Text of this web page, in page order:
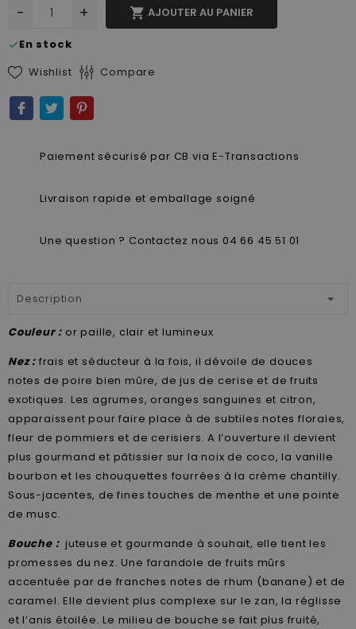
- +  AJOUTER AU PANIER
check En stock
Wishlist
Compare
Paiement sécurisé par CB via E-Transactions
Livraison rapide et emballage soigné
Une question ? Contactez nous 04 66 45 51 01
Description
Couleur : or paille, clair et lumineux
Nez : frais et séducteur à la fois, il dévoile de douces
notes de poire bien mûre, de jus de cerise et de fruits
exotiques. Les agrumes, oranges sanguines et citron,
apparaissent pour faire place à de subtiles notes florales,
fleur de pommiers et de cerisiers. A l’ouverture il devient
plus gourmand et pâtissier sur la noix de coco, la vanille
bourbon et les chouquettes fourrées à la crème chantilly.
Sous-jacentes, de fines touches de menthe et une pointe
de musc.
Bouche :juteuse et gourmande à souhait, elle tient les
promesses du nez. Une farandole de fruits mûrs
accentuée par de franches notes de rhum (banane) et de
caramel. Elle devient plus complexe sur le zan, la réglisse
et l’anis étoilée. Le milieu de bouche se fait plus fruité,